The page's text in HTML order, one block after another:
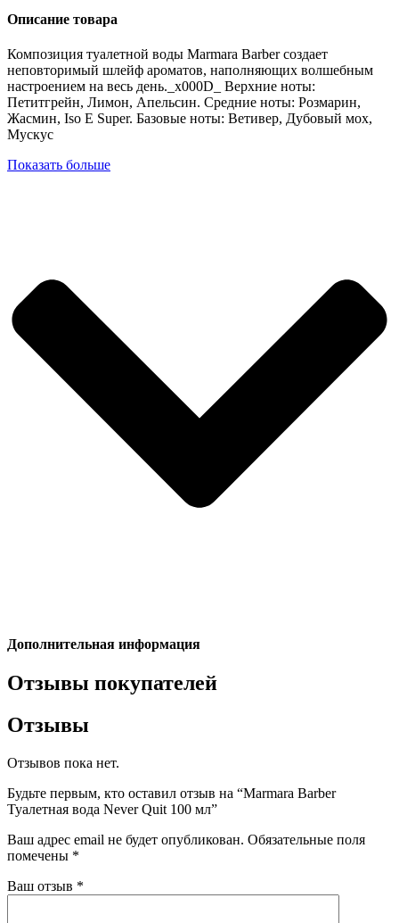
Описание товара
Композиция туалетной воды Marmara Barber создает
неповторимый шлейф ароматов, наполняющих волшебным
настроением на весь день._x000D_ Верхние ноты:
Петитгрейн, Лимон, Апельсин. Средние ноты: Розмарин,
Жасмин, Iso E Super. Базовые ноты: Ветивер, Дубовый мох,
Мускус
Показать больше
Дополнительная информация
Отзывы покупателей
Отзывы
Отзывов пока нет.
Будьте первым, кто оставил отзыв на “Marmara Barber
Туалетная вода Never Quit 100 мл”
Ваш адрес email не будет опубликован. Обязательные поля
помечены *
Ваш отзыв *